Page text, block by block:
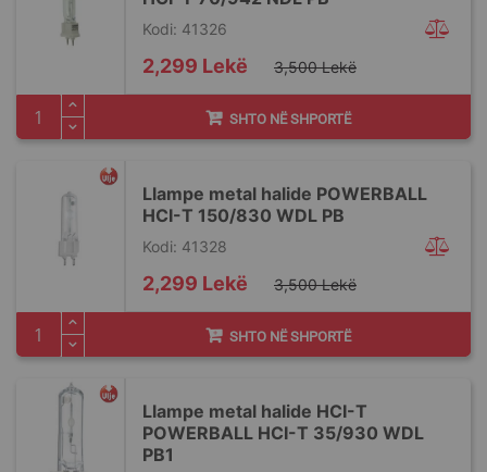
Kodi: 41326
Special
Price
2,299 Lekë 3,500 Lekë
SHTO NË SHPORTË
Llampe metal halide POWERBALL
HCI-T 150/830 WDL PB
Kodi: 41328
Special
Price
2,299 Lekë 3,500 Lekë
SHTO NË SHPORTË
Llampe metal halide HCI-T
POWERBALL HCI-T 35/930 WDL
PB1